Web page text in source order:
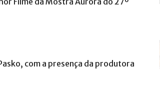
com a presença da produtora